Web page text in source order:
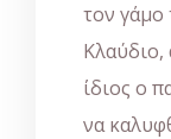
τον γάμο
ίδιος ο
να